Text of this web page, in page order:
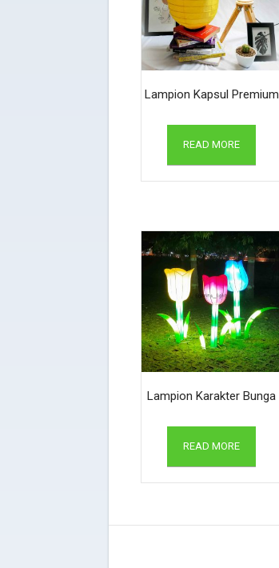
Lampion Kapsul Premium
READ MORE
Lampion Karakter Bunga
READ MORE